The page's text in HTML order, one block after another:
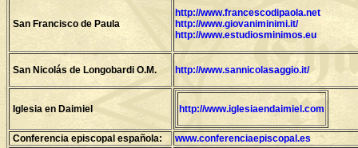
San Francisco de Paula
http://www.francescodipaola.net
http://www.giovaniminimi.it/
http://www.estudiosminimos.eu
San Nicolás de Longobardi O.M. http://www.sannicolasaggio.it/
Iglesia en Daimiel http://www.iglesiaendaimiel.com
Conferencia episcopal española:
www.conferenciaepiscopal.es